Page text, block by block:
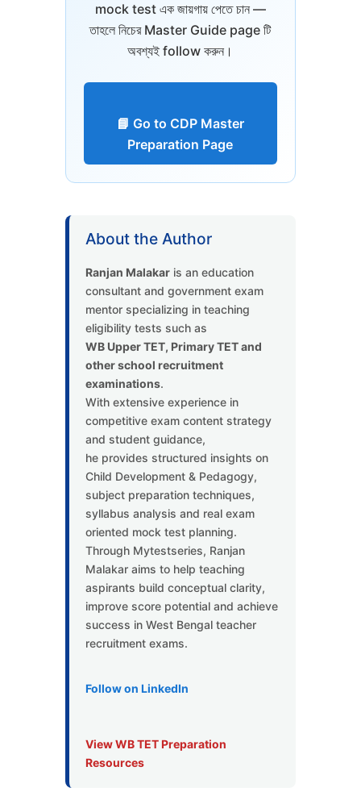
mock test এক জায়গায় পেতে চান —
তাহলে নিচের Master Guide page টি
অবশ্যই follow করুন।
📘 Go to CDP Master
Preparation Page
About the Author
Ranjan Malakaris an education
consultant and government exam
mentor specializing in teaching
eligibility tests such as
WB Upper TET, Primary TET and
other school recruitment
examinations.
With extensive experience in
competitive exam content strategy
and student guidance,
he provides structured insights on
Child Development & Pedagogy,
subject preparation techniques,
syllabus analysis and real exam
oriented mock test planning.
Through Mytestseries, Ranjan
Malakar aims to help teaching
aspirants build conceptual clarity,
improve score potential and achieve
success in West Bengal teacher
recruitment exams.
Follow on LinkedIn
View WB TET Preparation
Resources